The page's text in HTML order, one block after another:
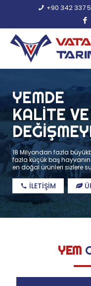
+90 342 337
YEMDE
KALİTE
18 Milyondan fazla
fazla küçük baş
en doğal ürünleri sizlere
call İLETİŞİM
YEM